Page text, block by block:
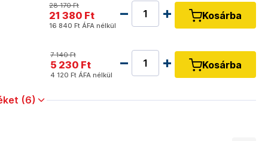
28 170 Ft
21 380 Ft
16 840 Ft ÁFA nélkül
Kosárba
7 140 Ft
5 230 Ft
4 120 Ft ÁFA nélkül
Kosárba
(6)